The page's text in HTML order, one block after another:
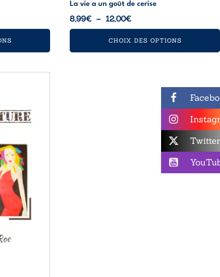
La vie a un goût de cerise
8,99€ – 12,00€Plage
de
prix :
8,99€
CHOIX DES OPTIONS
Twitter